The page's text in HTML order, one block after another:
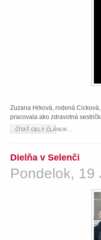
Zuzana Hrková, rodená
pracovala ako zdravotná
ČÍTAŤ CELÝ ČLÁNOK...
Dielňa v Selenči
Pondelok, 19